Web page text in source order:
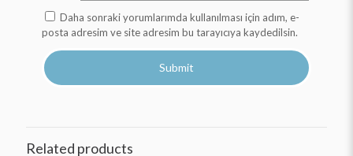
Daha sonraki yorumlarımda kullanılması için adım, e-
posta adresim ve site adresim bu tarayıcıya kaydedilsin.
Related products